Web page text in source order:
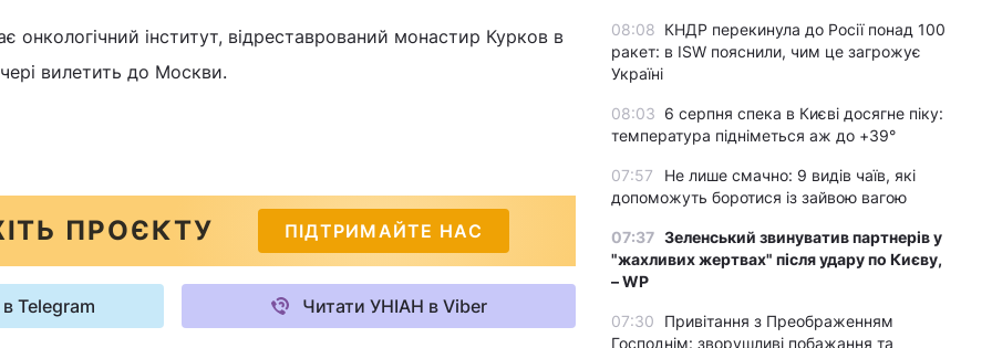
онкологічний інститут, відреставрований монастир Курков в
вилетить до Москви.
ПРОЄКТУ ПІДТРИМАЙТЕ НАС
Telegram Читати УНІАН в Viber
08:08 КНДР перекинула до Росії понад 100
ракет: в ISW пояснили, чим це загрожує
Україні
08:03 6 серпня спека в Києві досягне піку:
температура підніметься аж до +39°
07:57
Не лише смачно: 9 видів чаїв, які
допоможуть боротися із зайвою вагою
07:37 Зеленський звинуватив партнерів у
"жахливих жертвах" після удару по Києву,
– WP
07:30
Привітання з Преображенням
Господнім: зворушливі побажання та